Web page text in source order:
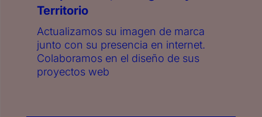
Territorio
Actualizamos su imagen de marca
junto con su presencia en internet.
Colaboramos en el diseño de sus
proyectos web